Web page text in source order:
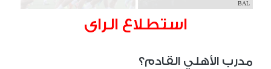
BAL
استطلاع الراى
مدرب الأهلي القادم؟